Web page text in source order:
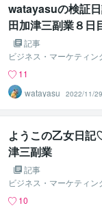
watayasuの検証
田加津三副業８日
記事
ビジネス・マーケティン
11
watayasu
2022/11/29
ようこの乙女日
津三副業
記事
ビジネス・マーケティン
10